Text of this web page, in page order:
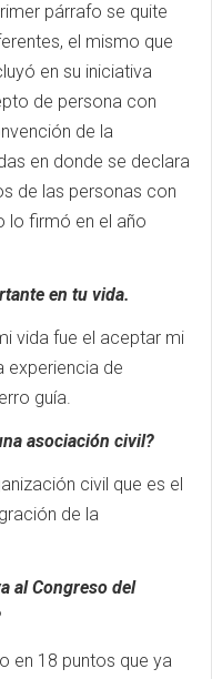
párrafo se quite
el mismo que
en su iniciativa
de persona con
de la
en donde se declara
de las personas con
lo firmó en el año
en tu vida.
vida fue el aceptar mi
experiencia de
guía.
asociación civil?
civil que es el
de la
al Congreso del
en 18 puntos que ya